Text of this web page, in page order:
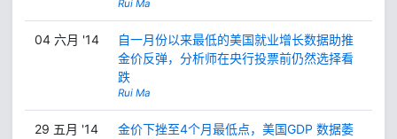
Rui Ma
04 六月 '14
自一月份以来最低的美国就业增长数据助推
金价反弹，分析师在央行投票前仍然选择看
跌
Rui Ma
29 五月 '14
金价下挫至4个月最低点，美国GDP 数据萎